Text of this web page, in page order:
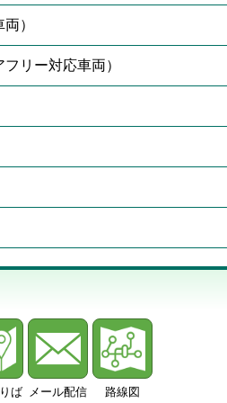
）
リー対応車両）
ば メール配信 路線図